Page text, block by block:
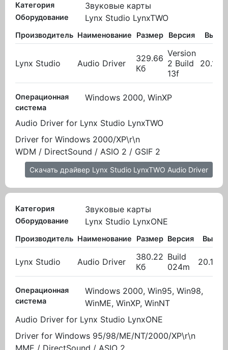
Категория Звуковые карты
Оборудование Lynx Studio LynxTWO
Производитель Наименование Размер Версия
Lynx Studio Audio Driver
329.66
Кб
Version
2 Build
13f
Операционная
система
Windows 2000, WinXP
Audio Driver for Lynx Studio LynxTWO
Driver for Windows 2000/XP\r\n
WDM / DirectSound / ASIO 2 / GSIF 2
Скачать драйвер Lynx Studio LynxTWO Audio Driver
Категория Звуковые карты
Оборудование Lynx Studio LynxONE
Производитель Наименование Размер Версия
Lynx Studio Audio Driver
380.22
Кб
Build
024m
Операционная
система
Windows 2000, Win95, Win98,
WinME, WinXP, WinNT
Audio Driver for Lynx Studio LynxONE
Driver for Windows 95/98/ME/NT/2000/XP\r\n
MME / DirectSound / ASIO 2